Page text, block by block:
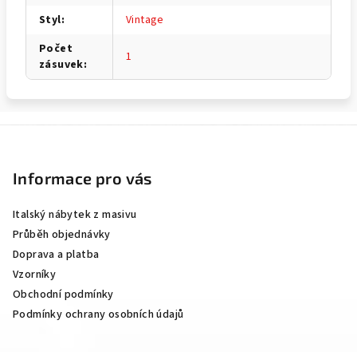
Styl:
Vintage
Počet
zásuvek: 1
Informace pro vás
Italský nábytek z masivu
Průběh objednávky
Doprava a platba
Vzorníky
Obchodní podmínky
Podmínky ochrany osobních údajů